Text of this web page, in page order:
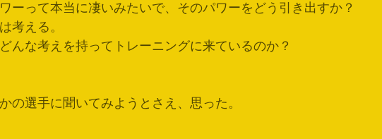
ーって本当に凄いみたいで、そのパワーをどう引き出すか？
考える。
んな考えを持ってトレーニングに来ているのか？
の選手に聞いてみようとさえ、思った。